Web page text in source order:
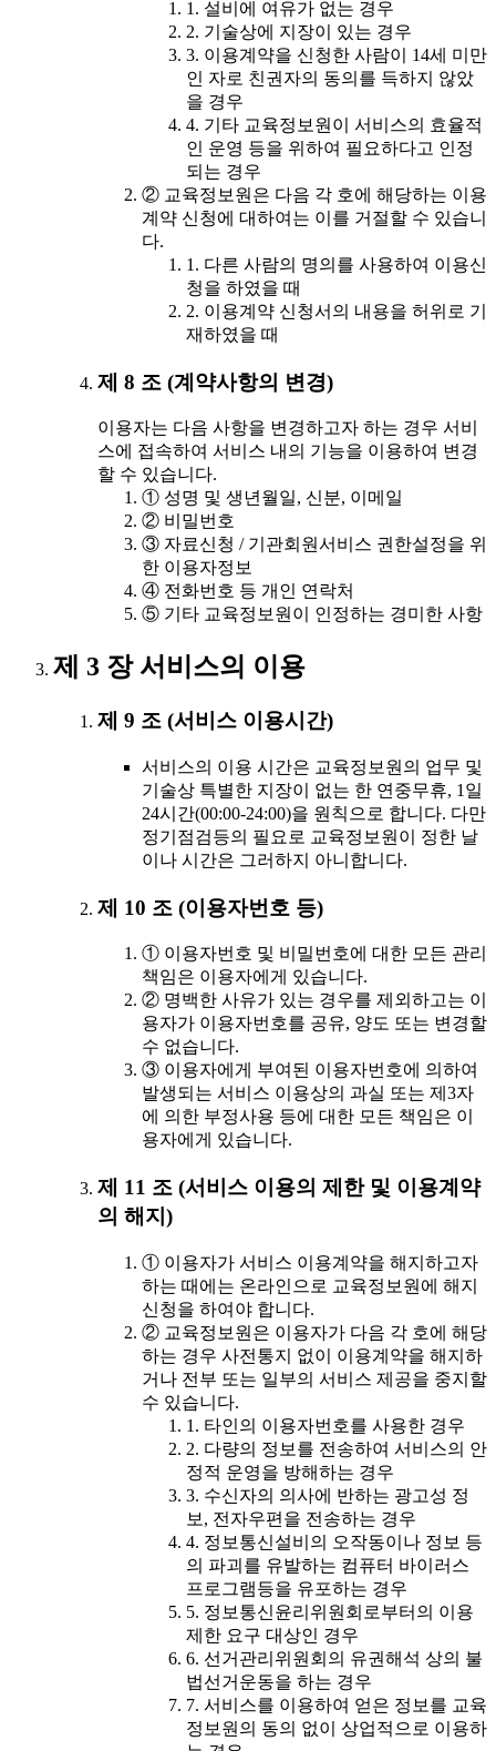
1. 설비에 여유가 없는 경우
2. 기술상에 지장이 있는 경우
3. 이용계약을 신청한 사람이 14세 미만
인 자로 친권자의 동의를 득하지 않았
을 경우
4. 기타 교육정보원이 서비스의 효율적
인 운영 등을 위하여 필요하다고 인정
되는 경우
② 교육정보원은 다음 각 호에 해당하는 이용
계약 신청에 대하여는 이를 거절할 수 있습니
다.
1. 다른 사람의 명의를 사용하여 이용신
청을 하였을 때
2. 이용계약 신청서의 내용을 허위로 기
재하였을 때
제 8 조 (계약사항의 변경)
이용자는 다음 사항을 변경하고자 하는 경우 서비
스에 접속하여 서비스 내의 기능을 이용하여 변경
할 수 있습니다.
① 성명 및 생년월일, 신분, 이메일
② 비밀번호
③ 자료신청 / 기관회원서비스 권한설정을 위
한 이용자정보
④ 전화번호 등 개인 연락처
⑤ 기타 교육정보원이 인정하는 경미한 사항
제 3 장 서비스의 이용
제 9 조 (서비스 이용시간)
서비스의 이용 시간은 교육정보원의 업무 및
기술상 특별한 지장이 없는 한 연중무휴, 1일
24시간(00:00-24:00)을 원칙으로 합니다. 다만
정기점검등의 필요로 교육정보원이 정한 날
이나 시간은 그러하지 아니합니다.
제 10 조 (이용자번호 등)
① 이용자번호 및 비밀번호에 대한 모든 관리
책임은 이용자에게 있습니다.
② 명백한 사유가 있는 경우를 제외하고는 이
용자가 이용자번호를 공유, 양도 또는 변경할
수 없습니다.
③ 이용자에게 부여된 이용자번호에 의하여
발생되는 서비스 이용상의 과실 또는 제3자
에 의한 부정사용 등에 대한 모든 책임은 이
용자에게 있습니다.
제 11 조 (서비스 이용의 제한 및 이용계약
의 해지)
① 이용자가 서비스 이용계약을 해지하고자
하는 때에는 온라인으로 교육정보원에 해지
신청을 하여야 합니다.
② 교육정보원은 이용자가 다음 각 호에 해당
하는 경우 사전통지 없이 이용계약을 해지하
거나 전부 또는 일부의 서비스 제공을 중지할
수 있습니다.
1. 타인의 이용자번호를 사용한 경우
2. 다량의 정보를 전송하여 서비스의 안
정적 운영을 방해하는 경우
3. 수신자의 의사에 반하는 광고성 정
보, 전자우편을 전송하는 경우
4. 정보통신설비의 오작동이나 정보 등
의 파괴를 유발하는 컴퓨터 바이러스
프로그램등을 유포하는 경우
5. 정보통신윤리위원회로부터의 이용
제한 요구 대상인 경우
6. 선거관리위원회의 유권해석 상의 불
법선거운동을 하는 경우
7. 서비스를 이용하여 얻은 정보를 교육
정보원의 동의 없이 상업적으로 이용하